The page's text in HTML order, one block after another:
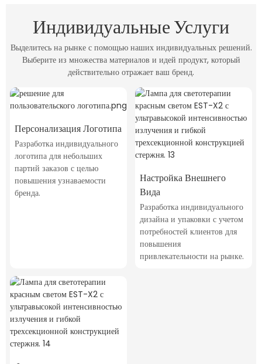
Индивидуальные Услуги
Выделитесь на рынке с помощью наших индивидуальных решений.
Выберите из множества материалов и идей продукт, который
действительно отражает ваш бренд.
Персонализация Логотипа
Разработка индивидуального
логотипа для небольших
партий заказов с целью
повышения узнаваемости
бренда.
Настройка Внешнего
Вида
Разработка индивидуального
дизайна и упаковки с учетом
потребностей клиентов для
повышения
привлекательности на рынке.